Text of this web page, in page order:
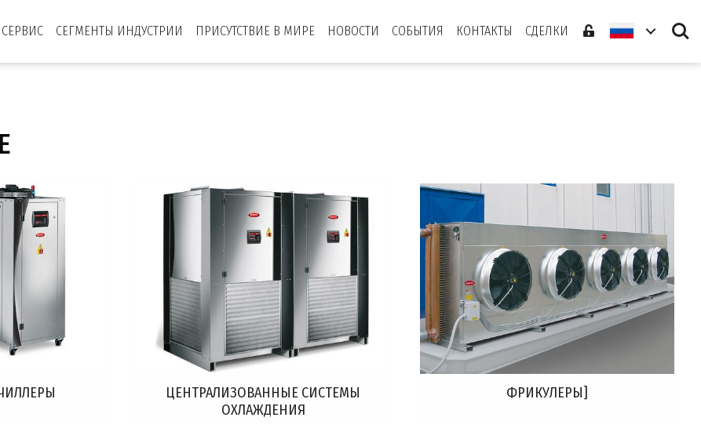
СЕРВИС СЕГМЕНТЫ ИНДУСТРИИ ПРИСУТСТВИЕ В МИРЕ НОВОСТИ СОБЫТИЯ КОНТАКТЫ СДЕЛКИ Search
ЦЕНТРАЛИЗОВАННЫЕ СИСТЕМЫ
ОХЛАЖДЕНИЯ
ФРИКУЛЕРЫ]